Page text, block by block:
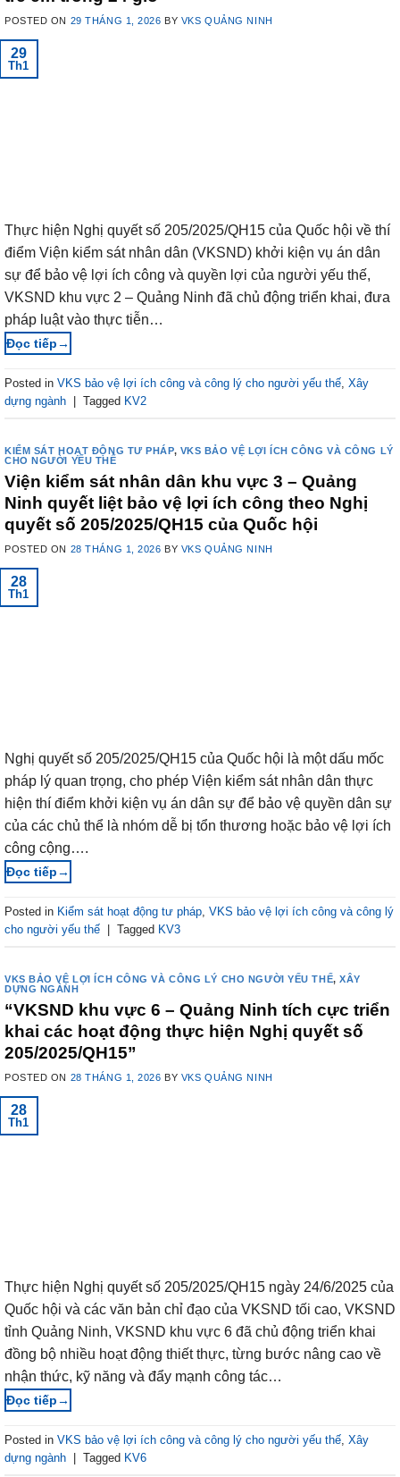
POSTED ON 29 THÁNG 1, 2026 BY VKS QUẢNG NINH
29
Th1
Thực hiện Nghị quyết số 205/2025/QH15 của Quốc hội về thí
điểm Viện kiểm sát nhân dân (VKSND) khởi kiện vụ án dân
sự để bảo vệ lợi ích công và quyền lợi của người yếu thế,
VKSND khu vực 2 – Quảng Ninh đã chủ động triển khai, đưa
pháp luật vào thực tiễn…
→
Posted in VKS bảo vệ lợi ích công và công lý cho người yếu thế, Xây
dựng ngành
Tagged KV2
KIỂM SÁT HOẠT ĐỘNG TƯ PHÁP, VKS BẢO VỆ LỢI ÍCH CÔNG VÀ CÔNG LÝ
CHO NGƯỜI YẾU THẾ
Viện kiểm sát nhân dân khu vực 3 – Quảng
Ninh quyết liệt bảo vệ lợi ích công theo Nghị
quyết số 205/2025/QH15 của Quốc hội
POSTED ON 28 THÁNG 1, 2026 BY VKS QUẢNG NINH
28
Th1
Nghị quyết số 205/2025/QH15 của Quốc hội là một dấu mốc
pháp lý quan trọng, cho phép Viện kiểm sát nhân dân thực
hiện thí điểm khởi kiện vụ án dân sự để bảo vệ quyền dân sự
của các chủ thể là nhóm dễ bị tổn thương hoặc bảo vệ lợi ích
công cộng….
→
Posted in Kiểm sát hoạt động tư pháp, VKS bảo vệ lợi ích công và công lý
cho người yếu thế
Tagged KV3
VKS BẢO VỆ LỢI ÍCH CÔNG VÀ CÔNG LÝ CHO NGƯỜI YẾU THẾ,XÂY
DỰNG NGÀNH
“VKSND khu vực 6 – Quảng Ninh tích cực triển
khai các hoạt động thực hiện Nghị quyết số
205/2025/QH15”
POSTED ON 28 THÁNG 1, 2026 BY VKS QUẢNG NINH
28
Th1
Thực hiện Nghị quyết số 205/2025/QH15 ngày 24/6/2025 của
Quốc hội và các văn bản chỉ đạo của VKSND tối cao, VKSND
tỉnh Quảng Ninh, VKSND khu vực 6 đã chủ động triển khai
đồng bộ nhiều hoạt động thiết thực, từng bước nâng cao về
nhận thức, kỹ năng và đẩy mạnh công tác…
→
Posted in VKS bảo vệ lợi ích công và công lý cho người yếu thế, Xây
dựng ngành
Tagged KV6